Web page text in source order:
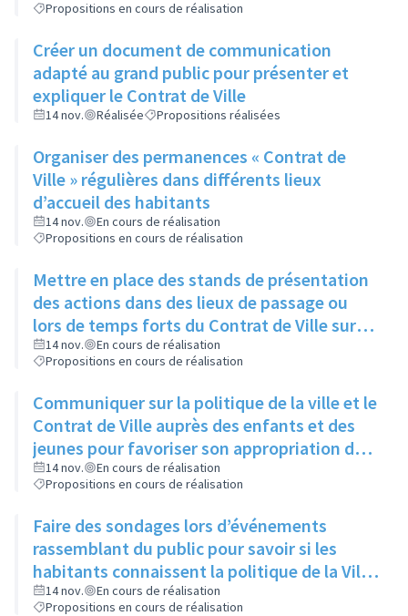
Propositions en cours de réalisation
Créer un document de communication
adapté au grand public pour présenter et
expliquer le Contrat de Ville
14 nov. Réalisée Propositions réalisées
Organiser des permanences « Contrat de
Ville » régulières dans différents lieux
d’accueil des habitants
14 nov.
En cours de réalisation
Propositions en cours de réalisation
Mettre en place des stands de présentation
des actions dans des lieux de passage ou
lors de temps forts du Contrat de Ville sur
l’espace public
14 nov.
En cours de réalisation
Propositions en cours de réalisation
Communiquer sur la politique de la ville et le
Contrat de Ville auprès des enfants et des
jeunes pour favoriser son appropriation dès
le plus jeune âge
14 nov.
En cours de réalisation
Propositions en cours de réalisation
Faire des sondages lors d’événements
rassemblant du public pour savoir si les
habitants connaissent la politique de la Ville
/ le contrat de ville
14 nov.
En cours de réalisation
Propositions en cours de réalisation